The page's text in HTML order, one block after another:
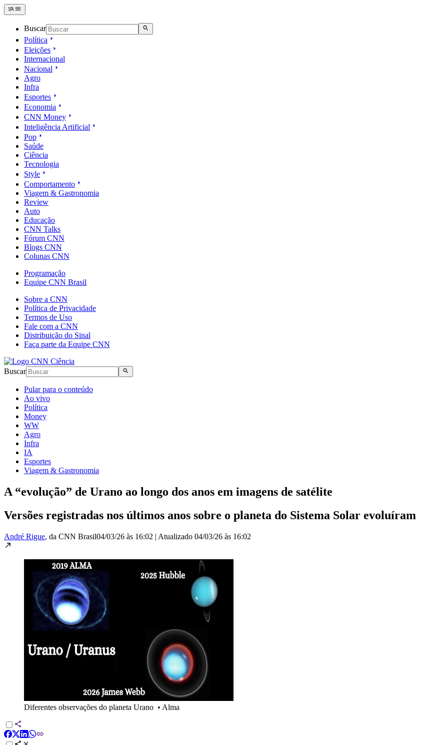
Buscar
Política
Eleições
Internacional
Nacional
Agro
Infra
Esportes
Economia
CNN Money
Inteligência Artificial
Pop
Saúde
Ciência
Tecnologia
Style
Comportamento
Viagem & Gastronomia
Review
Auto
Educação
CNN Talks
Fórum CNN
Blogs CNN
Colunas CNN
Programação
Equipe CNN Brasil
Sobre a CNN
Política de Privacidade
Termos de Uso
Fale com a CNN
Distribuição do Sinal
Faça parte da Equipe CNN
Buscar
Pular para o conteúdo
Ao vivo
Política
Money
WW
Agro
Infra
IA
Esportes
Viagem & Gastronomia
A “evolução” de Urano ao longo dos anos em imagens de satélite
Versões registradas nos últimos anos sobre o planeta do Sistema Solar evoluíram
André Rigue, da CNN Brasil04/03/26 às 16:02 | Atualizado 04/03/26 às 16:02
Diferentes observações do planeta Urano • Alma